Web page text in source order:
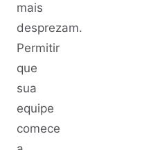
mais
desprezam.
Permitir
que
sua
equipe
comece